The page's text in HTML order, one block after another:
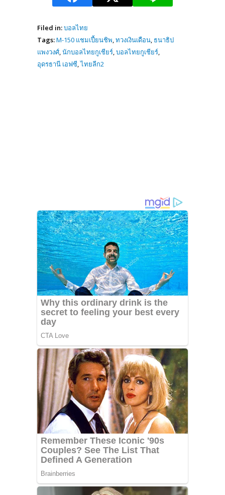
Filed in:บอลไทย
Tags:M-150 แชมเปี้ยนชิพ,ทวงเงินเดือน, ธนาธิป
แพงวงศ์,นักบอลไทยกูเชียร์,บอลไทยกูเชียร์,
อุดรธานี เอฟซี,ไทยลีก2